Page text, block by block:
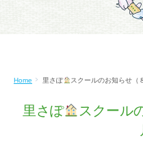
Home 里さぽ スクールのお知らせ（
里さぽ
スクール